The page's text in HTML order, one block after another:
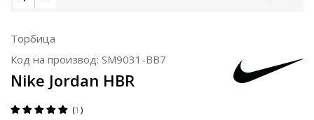
Торбица
Код на производ: SM9031-BB7
Nike Jordan HBR
1